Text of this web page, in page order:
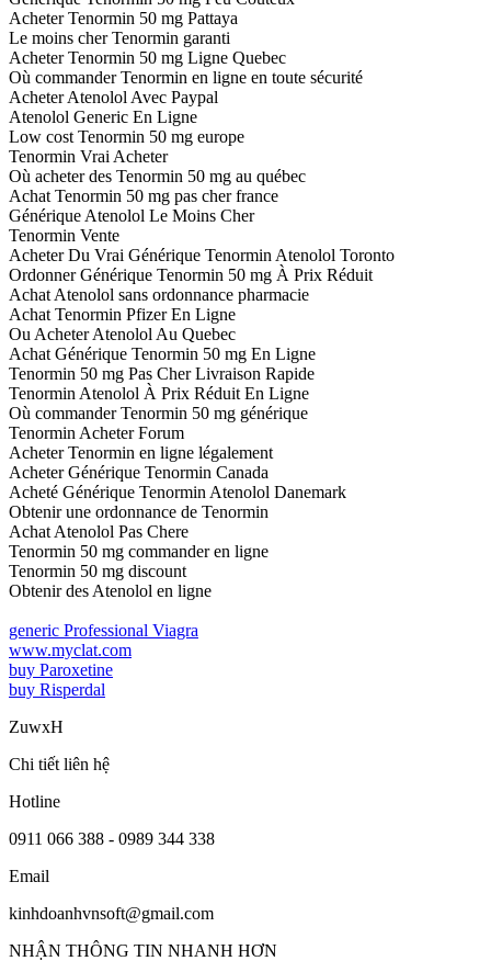
Acheter Tenormin 50 mg Pattaya
Le moins cher Tenormin garanti
Acheter Tenormin 50 mg Ligne Quebec
Où commander Tenormin en ligne en toute sécurité
Acheter Atenolol Avec Paypal
Atenolol Generic En Ligne
Low cost Tenormin 50 mg europe
Tenormin Vrai Acheter
Où acheter des Tenormin 50 mg au québec
Achat Tenormin 50 mg pas cher france
Générique Atenolol Le Moins Cher
Tenormin Vente
Acheter Du Vrai Générique Tenormin Atenolol Toronto
Ordonner Générique Tenormin 50 mg À Prix Réduit
Achat Atenolol sans ordonnance pharmacie
Achat Tenormin Pfizer En Ligne
Ou Acheter Atenolol Au Quebec
Achat Générique Tenormin 50 mg En Ligne
Tenormin 50 mg Pas Cher Livraison Rapide
Tenormin Atenolol À Prix Réduit En Ligne
Où commander Tenormin 50 mg générique
Tenormin Acheter Forum
Acheter Tenormin en ligne légalement
Acheter Générique Tenormin Canada
Acheté Générique Tenormin Atenolol Danemark
Obtenir une ordonnance de Tenormin
Achat Atenolol Pas Chere
Tenormin 50 mg commander en ligne
Tenormin 50 mg discount
Obtenir des Atenolol en ligne
generic Professional Viagra
www.myclat.com
buy Paroxetine
buy Risperdal
ZuwxH
Chi tiết liên hệ
Hotline
0911 066 388 - 0989 344 338
Email
kinhdoanhvnsoft@gmail.com
NHẬN THÔNG TIN NHANH HƠN